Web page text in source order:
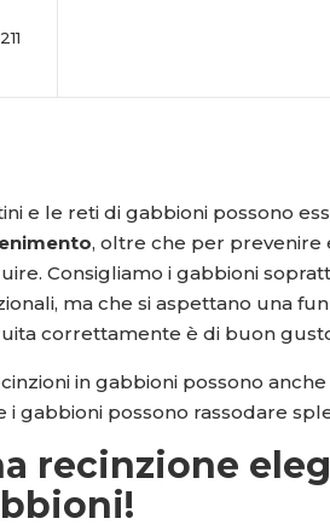
e le reti di gabbioni possono
, oltre che per prevenire
Consigliamo i gabbioni
ma che si aspettano una
correttamente è di buon
in gabbioni possono
i gabbioni possono rassodare
recinzione